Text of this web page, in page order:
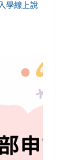
學線上說